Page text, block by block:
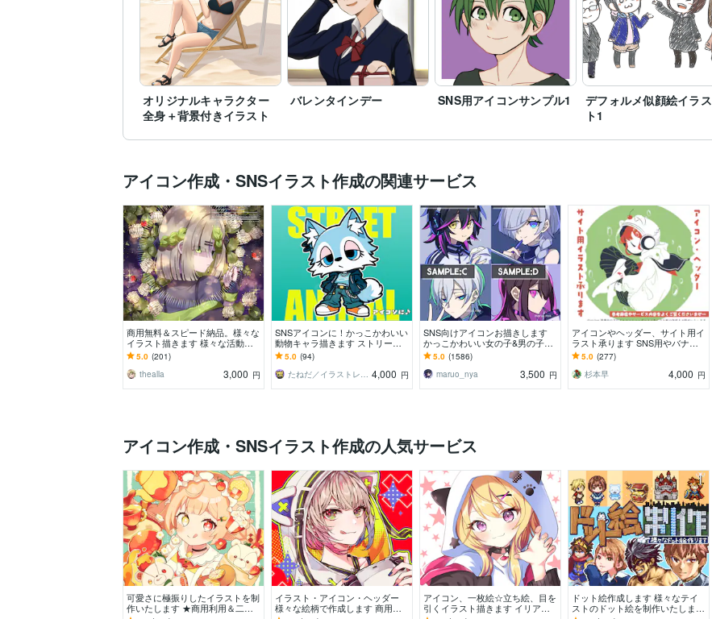
オリジナルキャラクター
全身＋背景付きイラスト
バレンタインデー SNS用アイコンサンプル1
デフォルメ似顔絵イラス
ト1
アイコン作成・SNSイラスト作成の関連サービス
商用無料＆スピード納品。様々な
イラスト描きます 様々な活動で
使用するイラストが必要な方へ。
5.0 (201)
thealla
3,000 円
SNSアイコンに！かっこかわいい
動物キャラ描きます ストリート
系！かっこかわいい動物キャラ作
成｜修正無制限
5.0 (94)
たねだ／イラストレーター 4,000 円
SNS向けアイコンお描きします
かっこかわいい女の子&男の子の
アイコンイラストをお描きします
5.0 (1586)
maruo_nya
3,500 円
アイコンやヘッダー、サイト用イ
ラスト承ります SNS用やバナー
用画像等に！ゆるいイラストで個
性を出せます
5.0 (277)
杉本早
4,000 円
アイコン作成・SNSイラスト作成の人気サービス
可愛さに極振りしたイラストを制
作いたします ★商用利用＆二次
イラスト・アイコン・ヘッダー
様々な絵柄で作成します 商用
アイコン、一枚絵☆立ち絵、目を
引くイラスト描きます イリア
ドット絵作成します 様々なテイ
ストのドット絵を制作いたしま